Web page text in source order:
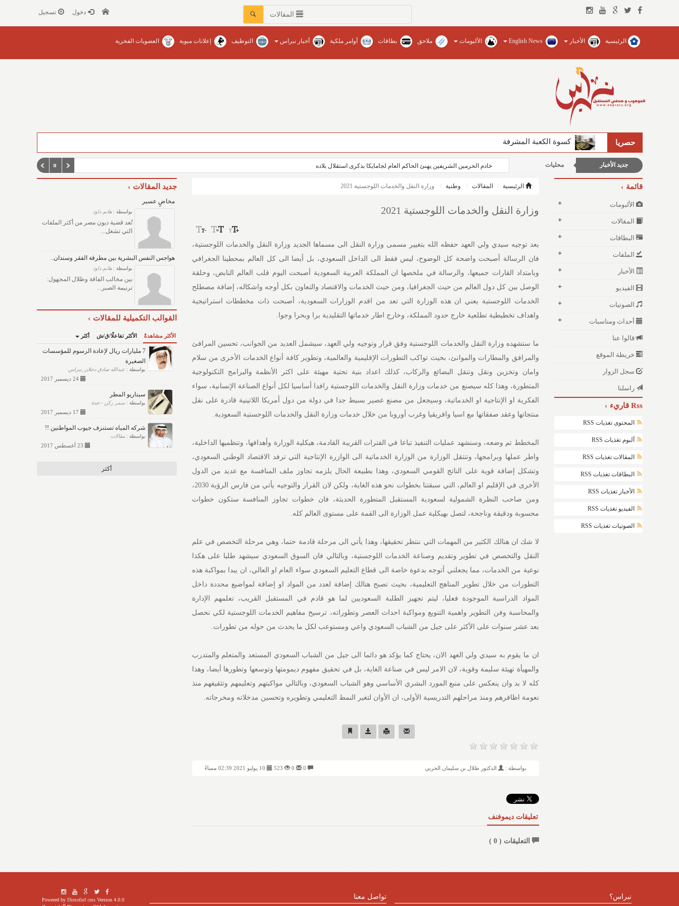
المقالات دخول تسجيل
الرئيسية الأخبار English News الألبومات ملاحق بطاقات أوامر ملكية أخبار نبراس التوظيف إعلانات مبوبة العضويات الفخرية
حصريا كسوة الكعبة المشرفة
الفيصل يضخ المياه العذبة ويؤسس للجامعات في محافظات المنطقة‏ / نبراس - إنتصار عبدالله
جديد الأخبار
الأخبار الإقتصادية
محليات خادم الحرمين الشريفين يهنئ الحاكم العام لجامايكا بذكرى استقلال بلاده
قائمة
الألبومات
المقالات
البطاقات
الملفات
الأخبار
الفيديو
الصوتيات
أحداث ومناسبات
قالوا عنا
خريطة الموقع
سجل الزوار
راسلنا
Rss قاريء
المحتوى تغذيات RSS
ألبوم تغذيات RSS
المقالات تغذيات RSS
البطاقات تغذيات RSS
الأخبار تغذيات RSS
الفيديو تغذيات RSS
الصوتيات تغذيات RSS
الرئيسية المقالات وطنية وزارة النقل والخدمات اللوجستية 2021
وزارة النقل والخدمات اللوجستية 2021
بعد توجيه سيدي ولي العهد حفظه الله بتغيير مسمى وزارة النقل الى مسماها الجديد وزارة النقل والخدمات اللوجستية،
فان الرسالة أصبحت واضحة كل الوضوح، ليس فقط الى الداخل السعودي، بل أيضا الى كل العالم بمحطينا الجغرافي
وبامتداد القارات جميعها، والرسالة في ملخصها ان المملكة العربية السعودية أصبحت اليوم قلب العالم النابض، وحلقة
الوصل بين كل دول العالم من حيث الجغرافيا، ومن حيث الخدمات والاقتصاد والتعاون بكل أوجه واشكاله، إضافة مصطلح
الخدمات اللوجستية يعني ان هذه الوزارة التي تعد من اقدم الوزارات السعودية، أصبحت ذات مخططات استراتيجية
واهداف تخطيطية تطلعية خارج حدود المملكة، وخارج اطار خدماتها التقليدية برا وبحرا وجوا.
ما ستشهده وزارة النقل والخدمات اللوجستية وفق قرار وتوجيه ولي العهد، سيشمل العديد من الجوانب، تحسين المرافئ
والمرافق والمطارات والموانئ، بحيث تواكب التطورات الإقليمية والعالمية، وتطوير كافة أنواع الخدمات الأخرى من سلام
وامان وتخزين ونقل وتنقل البضائع والركاب، كذلك اعداد بنية تحتية مهيئة على اكثر الأنظمة والبرامج التكنولوجية
المتطورة، وهذا كله سيصنع من خدمات وزارة النقل والخدمات اللوجستية رافدا أساسيا لكل أنواع الصناعة الإنسانية، سواء
الفكرية او الإنتاجية او الخدماتية، وسيجعل من مصنع عصير بسيط جدا في دولة من دول أمريكا اللاتينية قادرة على نقل
منتجاتها وعقد صفقاتها مع اسيا وافريقيا وغرب أوروبا من خلال خدمات وزارة النقل والخدمات اللوجستية السعودية.
المخطط تم وضعه، وسنشهد عمليات التنفيذ تباعا في الفترات القريبة القادمة، هيكلية الوزارة وأهدافها، وتنظميها الداخلية،
واطر عملها وبرامجها، وتنتقل الوزارة من الوزارة الخدماتية الى الوازرة الإنتاجية التي ترفد الاقتصاد الوطني السعودي،
وتشكل إضافة قوية على الناتج القومي السعودي، وهذا بطبيعة الحال يلزمه تجاوز ملف المنافسة مع عديد من الدول
الأخرى في الإقليم او العالم، التي سبقتنا بخطوات نحو هذه الغاية، ولكن لان القرار والتوجيه يأتي من فارس الرؤية 2030،
ومن صاحب النظرة الشمولية لسعودية المستقبل المتطورة الحديثة، فان خطوات تجاوز المنافسة ستكون خطوات
محسوبة ودقيقة وناجحة، لتصل بهيكلية عمل الوزارة الى القمة على مستوى العالم كله.
لا شك ان هنالك الكثير من المهمات التي ننتظر تحقيقها، وهذا يأتي الى مرحلة قادمة حتما، وهي مرحلة التخصص في علم
النقل والتخصص في تطوير وتقديم وصناعة الخدمات اللوجستية، وبالتالي فان السوق السعودي سيشهد طلبا على هكذا
نوعية من الخدمات، مما يجعلني أتوجه بدعوة خاصة الى قطاع التعليم السعودي سواء العام او العالي، ان يبدا بمواكبة هذه
التطورات من خلال تطوير المناهج التعليمية، بحيث تصبح هنالك إضافة لعدد من المواد او إضافة لمواضيع محددة داخل
المواد الدراسية الموجودة فعليا، ليتم تجهيز الطلبة السعوديين لما هو قادم في المستقبل القريب، تعلمهم الإدارة
والمحاسبة وفن التطوير واهمية التنويع ومواكبة احداث العصر وتطوراته، ترسيخ مفاهيم الخدمات اللوجستية لكي نحصل
بعد عشر سنوات على الأكثر على جيل من الشباب السعودي واعي ومستوعب لكل ما يحدث من حوله من تطورات.
ان ما يقوم به سيدي ولي العهد الان، يحتاج كما يؤكد هو دائما الى جيل من الشباب السعودي المستعد والمتعلم والمتدرب
والمهيأة تهيئة سليمة وقوية، لان الامر ليس في صناعة الغاية، بل في تحقيق مفهوم ديمومتها وتوسعها وتطورها أيضا، وهذا
كله لا بد وان ينعكس على منبع المورد البشري الأساسي وهو الشباب السعودي، وبالتالي مواكبتهم وتعليمهم وتثقيفهم منذ
نعومة اظافرهم ومنذ مراحلهم التدريسية الأولى، ان الأوان لتغير النمط التعليمي وتطويره وتحسين مدخلاته ومخرجاته.
بواسطة : الدكتور طلال بن سليمان الحربي 523
تعليقات ديموفنف
التعليقات (0
)
جديد المقالات
مخاضٍ عسير
بواسطة :هانم داود
تُعد قضية ديون مصر من أكثر الملفات
التي تشغل...
هواجس النفس البشرية بين مطرقة الفقر وسندان..
بواسطة :هانم داود
بين مخالب الفاقة وظلال المجهول:
ترنيمة الصبر...
القوالب التكميلية للمقالات
الأكثر مشاهدةً الأكثر تفاعلًا/ق/ش أكثر
7 مليارات ريال لإعادة الرسوم للمؤسسات
الصغيرة
بواسطة :عبدالله صادق دحلان_نبراس
24 ديسمبر 2017
سيناريو المطر
بواسطة :سمر ركن - جدة
شركه المياه تستنزف جيوب المواطنين !!
بواسطة :مقالات
أكثر
نبراس؟ تواصل معنا Powered by Dimofinf cmsVersion 4.0.0